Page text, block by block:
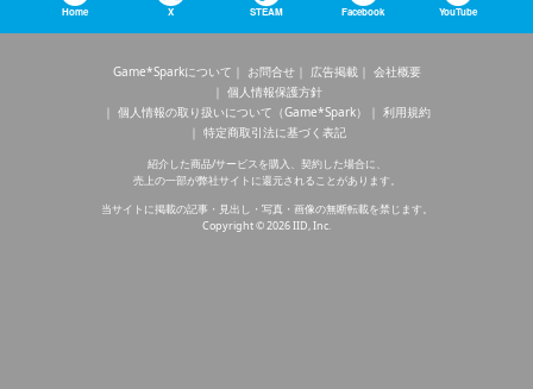
Home X STEAM Facebook YouTube
Game*Sparkについて お問合せ 広告掲載
会社概要
個人情報保護方針
個人情報の取り扱いについて（Game*Spark）
利用規約
特定商取引法に基づく表記
紹介した商品/サービスを購入、契約した場合に、
売上の一部が弊社サイトに還元されることがあります。
当サイトに掲載の記事・見出し・写真・画像の無断転載を禁じます。
Copyright © 2026 IID, Inc.